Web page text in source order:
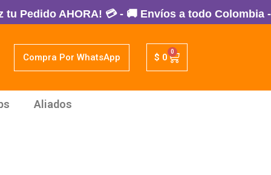
AHORA! 💳 - 🚚 Envíos a todo Colombia -
Compra Por WhatsApp $ 0 0
Aliados